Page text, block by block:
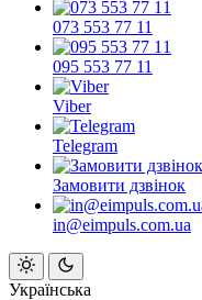
073 553 77 11
095 553 77 11
Viber
Telegram
Замовити дзвінок
in@eimpuls.com.ua
Українська